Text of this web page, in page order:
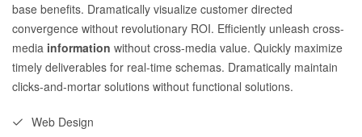
base benefits. Dramatically visualize customer directed
convergence without revolutionary ROI. Efficiently unleash cross-
media information without cross-media value. Quickly maximize
timely deliverables for real-time schemas. Dramatically maintain
clicks-and-mortar solutions without functional solutions.
Web Design